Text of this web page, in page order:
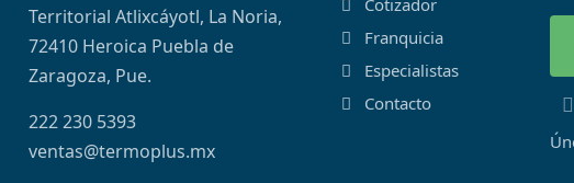
Territorial Atlixcáyotl, La Noria,
72410 Heroica Puebla de
Zaragoza, Pue.
222 230 5393
ventas@termoplus.mx
Franquicia
Especialistas
Contacto